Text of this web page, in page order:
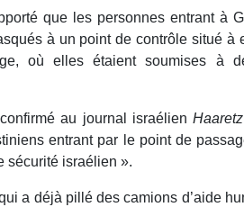
que les personnes entrant à
à un point de contrôle situé à
où elles étaient soumises à
au journal israélienHaaretz
entrant par le point de
sécurité israélien ».
a déjà pillé des camions d’aide